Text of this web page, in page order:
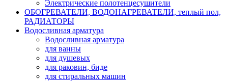
Электрические полотенцесушители
ОБОГРЕВАТЕЛИ, ВОДОНАГРЕВАТЕЛИ, теплый пол,
РАДИАТОРЫ
Водосливная арматура
Водосливная арматура
для ванны
для душевых
для раковин, биде
для стиральных машин